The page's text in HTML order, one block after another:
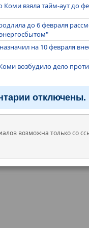
Коми взяла тайм-аут до
до 6 февраля
на 10 февраля
возбудило дело
отключены.
возможна только со